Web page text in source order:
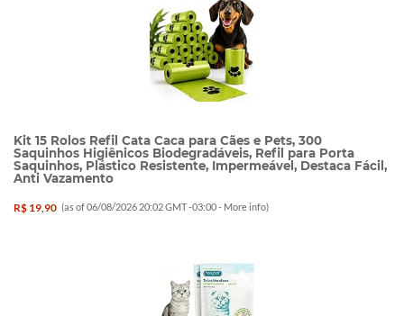
Kit 15 Rolos Refil Cata Caca para Cães e Pets, 300
Saquinhos Higiênicos Biodegradáveis, Refil para Porta
Saquinhos, Plástico Resistente, Impermeável, Destaca Fácil,
Anti Vazamento
R$ 19,90 (as of 06/08/2026 20:02 GMT -03:00 - More info)